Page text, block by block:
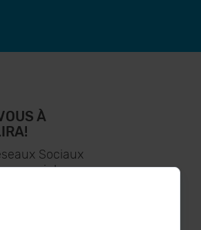
À
Sociaux
recevoir les